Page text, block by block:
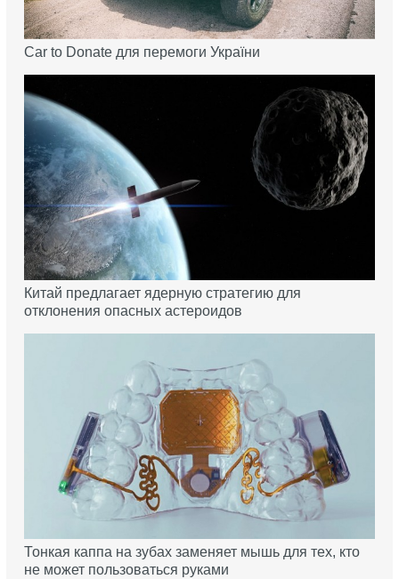
Car to Donate для перемоги України
Китай предлагает ядерную стратегию для
отклонения опасных астероидов
Тонкая каппа на зубах заменяет мышь для тех, кто
не может пользоваться руками